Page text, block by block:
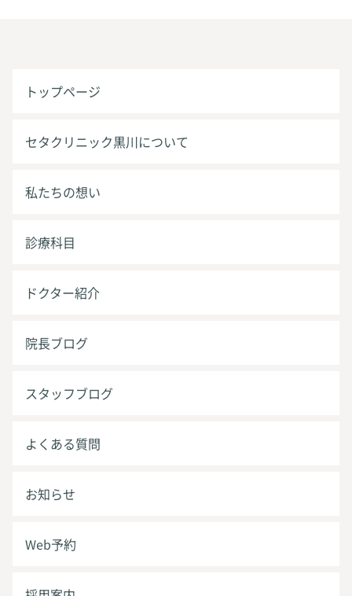
トップページ
セタクリニック黒川について
私たちの想い
診療科目
ドクター紹介
院長ブログ
スタッフブログ
よくある質問
お知らせ
Web予約